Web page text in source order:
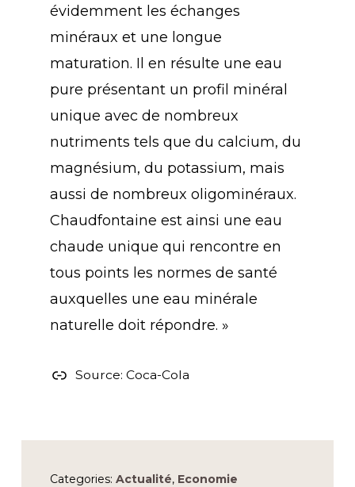
évidemment les échanges
minéraux et une longue
maturation. Il en résulte une eau
pure présentant un profil minéral
unique avec de nombreux
nutriments tels que du calcium, du
magnésium, du potassium, mais
aussi de nombreux oligominéraux.
Chaudfontaine est ainsi une eau
chaude unique qui rencontre en
tous points les normes de santé
auxquelles une eau minérale
naturelle doit répondre. »
Source: Coca-Cola
Categories: Actualité, Economie